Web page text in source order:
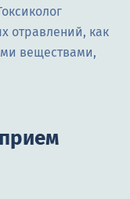
отравлений, как
веществами,